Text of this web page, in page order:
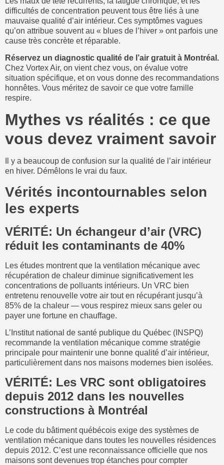
difficultés de concentration peuvent tous être liés à une
mauvaise qualité d’air intérieur. Ces symptômes vagues
qu’on attribue souvent au « blues de l’hiver » ont parfois une
cause très concrète et réparable.
Réservez un diagnostic qualité de l’air gratuit à Montréal.
Chez Vortex Air, on vient chez vous, on évalue votre
situation spécifique, et on vous donne des recommandations
honnêtes. Vous méritez de savoir ce que votre famille
respire.
Mythes vs réalités : ce que
vous devez vraiment savoir
Il y a beaucoup de confusion sur la qualité de l’air intérieur
en hiver. Démêlons le vrai du faux.
Vérités incontournables selon
les experts
VÉRITÉ: Un échangeur d’air (VRC)
réduit les contaminants de 40%
Les études montrent que la ventilation mécanique avec
récupération de chaleur diminue significativement les
concentrations de polluants intérieurs. Un VRC bien
entretenu renouvelle votre air tout en récupérant jusqu’à
85% de la chaleur — vous respirez mieux sans geler ou
payer une fortune en chauffage.
L’Institut national de santé publique du Québec (INSPQ)
recommande la ventilation mécanique comme stratégie
principale pour maintenir une bonne qualité d’air intérieur,
particulièrement dans nos maisons modernes bien isolées.
VÉRITÉ: Les VRC sont obligatoires
depuis 2012 dans les nouvelles
constructions à Montréal
Le code du bâtiment québécois exige des systèmes de
ventilation mécanique dans toutes les nouvelles résidences
depuis 2012. C’est une reconnaissance officielle que nos
maisons sont devenues trop étanches pour compter